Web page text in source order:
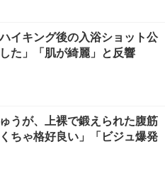
イキング後の入浴ショット公
た」「肌が綺麗」と反響
うが、上裸で鍛えられた腹筋
ちゃ格好良い」「ビジュ爆発